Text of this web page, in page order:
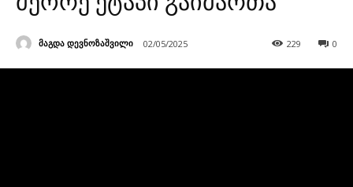
მაგდა დევნოზაშვილი 02/05/2025 0
229